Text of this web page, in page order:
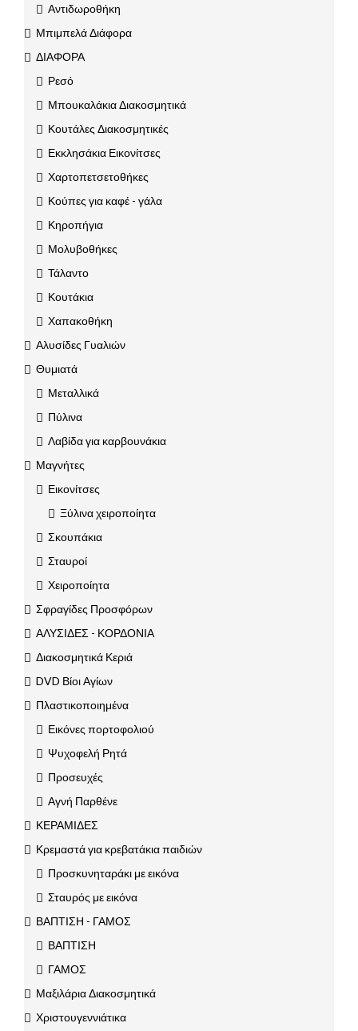
Αντιδωροθήκη
Μπιμπελά Διάφορα
ΔΙΑΦΟΡΑ
Ρεσό
Μπουκαλάκια Διακοσμητικά
Κουτάλες Διακοσμητικές
Εκκλησάκια Εικονίτσες
Χαρτοπετσετοθήκες
Κούπες για καφέ - γάλα
Κηροπήγια
Μολυβοθήκες
Τάλαντο
Κουτάκια
Χαπακοθήκη
Αλυσίδες Γυαλιών
Θυμιατά
Μεταλλικά
Πύλινα
Λαβίδα για καρβουνάκια
Μαγνήτες
Εικονίτσες
Ξύλινα χειροποίητα
Σκουπάκια
Σταυροί
Χειροποίητα
Σφραγίδες Προσφόρων
ΑΛΥΣΙΔΕΣ - ΚΟΡΔΟΝΙΑ
Διακοσμητικά Κεριά
DVD Βίοι Αγίων
Πλαστικοποιημένα
Εικόνες πορτοφολιού
Ψυχοφελή Ρητά
Προσευχές
Αγνή Παρθένε
ΚΕΡΑΜΙΔΕΣ
Κρεμαστά για κρεβατάκια παιδιών
Προσκυνηταράκι με εικόνα
Σταυρός με εικόνα
ΒΑΠΤΙΣΗ - ΓΑΜΟΣ
ΒΑΠΤΙΣΗ
ΓΑΜΟΣ
Μαξιλάρια Διακοσμητικά
Χριστουγεννιάτικα